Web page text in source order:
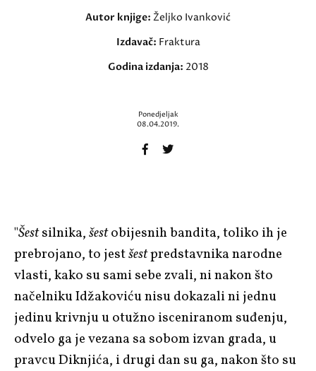
Autor knjige: Željko Ivanković
Izdavač: Fraktura
Godina izdanja: 2018
Ponedjeljak
08.04.2019.
"Šestsilnika,šestobijesnih bandita, toliko ih je
prebrojano, to jestšestpredstavnika narodne
vlasti, kako su sami sebe zvali, ni nakon što
načelniku Idžakoviću nisu dokazali ni jednu
jedinu krivnju u otužno isceniranom suđenju,
odvelo ga je vezana sa sobom izvan grada, u
pravcu Diknjića, i drugi dan su ga, nakon što su